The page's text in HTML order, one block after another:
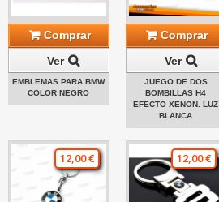
Comprar
Ver
EMBLEMAS PARA BMW
COLOR NEGRO
Comprar
Ver
JUEGO DE DOS
BOMBILLAS H4
EFECTO XENON. LUZ
BLANCA
12,00 € 12,00 €